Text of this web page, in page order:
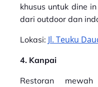
khusus untuk dine
dari outdoor dan
Lokasi: Jl. Teuku
4. Kanpai
Restoran